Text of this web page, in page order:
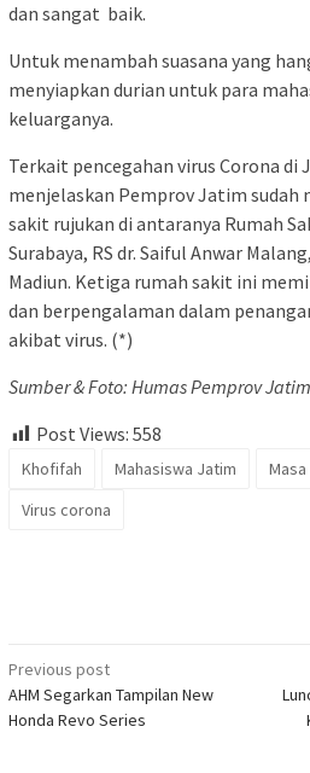
dan sangat baik.
Untuk menambah suasana yang
menyiapkan durian untuk para
keluarganya.
Terkait pencegahan virus Corona
menjelaskan Pemprov Jatim sudah
sakit rujukan di antaranya Rumah
Surabaya, RS dr. Saiful Anwar
Madiun. Ketiga rumah sakit ini
dan berpengalaman dalam
akibat virus. (*)
Sumber & Foto: Humas Pemprov Jatim
Post Views: 558
Khofifah Mahasiswa Jatim
Virus corona
Post
navigation
Previous post
AHM Segarkan Tampilan New
Honda Revo Series